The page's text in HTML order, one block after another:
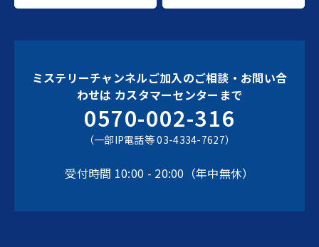
ミステリーチャンネルご加入のご相談・お問い合
わせは カスタマーセンターまで
0570-002-316
（一部IP電話等 03-4334-7627）
受付時間 10:00 - 20:00（年中無休）